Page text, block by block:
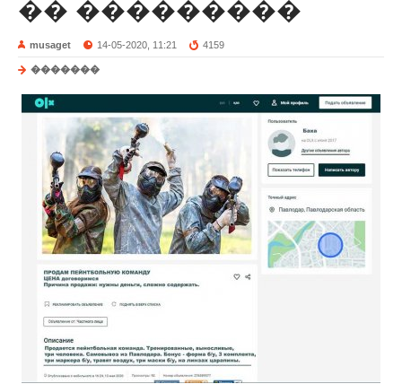
�� ���������
musaget 14-05-2020, 11:21 4159
�������